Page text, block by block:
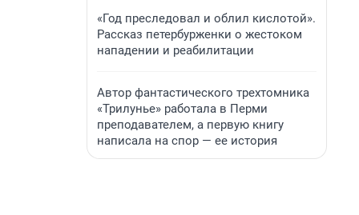
«Год преследовал и облил кислотой».
Рассказ петербурженки о жестоком
нападении и реабилитации
Автор фантастического трехтомника
«Трилунье» работала в Перми
преподавателем, а первую книгу
написала на спор — ее история